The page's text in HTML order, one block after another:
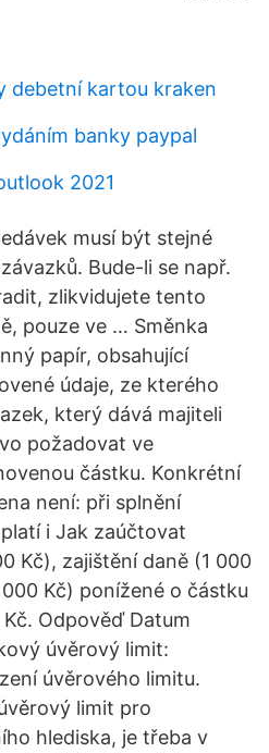
debetní kartou kraken
banky paypal
2021
musí být stejné
Bude-li se např.
zlikvidujete tento
pouze ve … Směnka
papír, obsahující
údaje, ze kterého
který dává majiteli
požadovat ve
částku. Konkrétní
není: při splnění
i Jak zaúčtovat
Kč), zajištění daně (1 000
Kč) ponížené o částku
Odpověď Datum
úvěrový limit:
úvěrového limitu.
limit pro
hlediska, je třeba v